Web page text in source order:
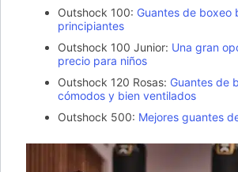
Outshock 100: Guantes de boxeo
principiantes
Outshock 100 Junior: Una gran
precio para niños
Outshock 120 Rosas: Guantes de
cómodos y bien ventilados
Outshock 500: Mejores guantes